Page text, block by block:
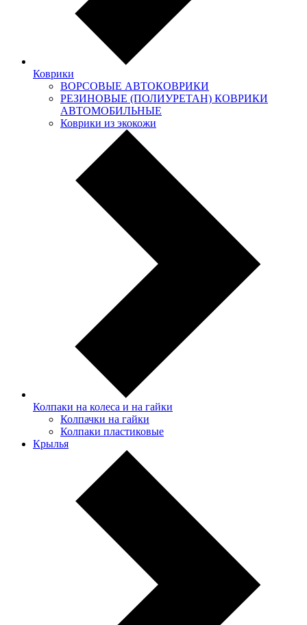
Коврики
ВОРСОВЫЕ АВТОКОВРИКИ
РЕЗИНОВЫЕ (ПОЛИУРЕТАН) КОВРИКИ
АВТОМОБИЛЬНЫЕ
Коврики из экокожи
Колпаки на колеса и на гайки
Колпачки на гайки
Колпаки пластиковые
Крылья